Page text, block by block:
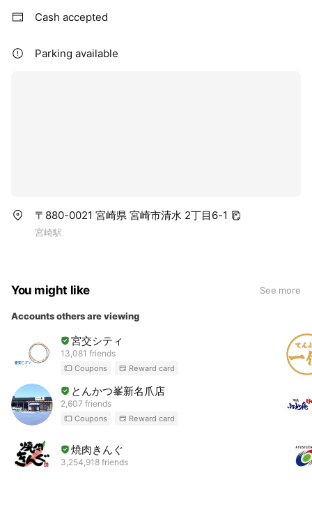
Cash accepted
Parking available
〒880-0021 宮崎県 宮崎市清水 2丁目6-1
宮崎駅
You might like See more
Accounts others are viewing
宮交シティ
13,081 friends
Coupons Reward card
とんかつ峯新名爪店
2,607 friends
Coupons Reward card
焼肉きんぐ
3,254,918 friends